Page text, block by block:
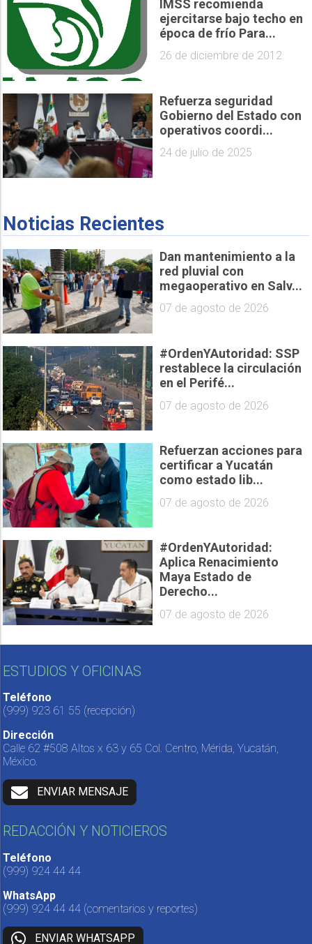
IMSS recomienda
ejercitarse bajo techo en
época de frío Para...
26 de diciembre de 2012
Refuerza seguridad
Gobierno del Estado con
operativos coordi...
24 de julio de 2025
Noticias Recientes
Dan mantenimiento a la
red pluvial con
megaoperativo en Salv...
07 de agosto de 2026
#OrdenYAutoridad: SSP
restablece la circulación
en el Perifé...
07 de agosto de 2026
Refuerzan acciones para
certificar a Yucatán
como estado lib...
07 de agosto de 2026
#OrdenYAutoridad:
Aplica Renacimiento
Maya Estado de
Derecho...
07 de agosto de 2026
ESTUDIOS Y OFICINAS
Teléfono
(999) 923 61 55 (recepción)
Dirección
Calle 62 #508 Altos x 63 y 65 Col. Centro, Mérida, Yucatán,
México.
ENVIAR MENSAJE
REDACCIÓN Y NOTICIEROS
Teléfono
(999) 924 44 44
WhatsApp
(999) 924 44 44 (comentarios y reportes)
ENVIAR WHATSAPP